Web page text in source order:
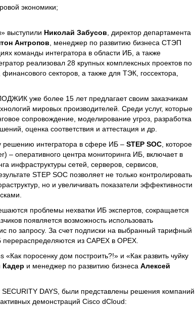
экономики;
выступили Николай Забусов , директор департамента
Антропов , менеджер по развитию бизнеса СТЭП
команды интегратора в области ИБ, а также
реализовал 28 крупных комплексных проектов по
секторов, а также для ТЭК, госсектора,
уже более 15 лет предлагает своим заказчикам
мировых производителей. Среди услуг, которые
сопровождение, моделирование угроз, разработка
оценка соответствия и аттестация и др.
интегратора в сфере ИБ – STEP SOC , которое
– оперативного центра мониторинга ИБ, включает в
инфраструктуры сетей, серверов, сервисов,
STEP SOC позволяет не только контролировать
но и увеличивать показатели эффективности
проблемы нехватки ИБ экспертов, сокращается
появляется возможность использовать
по запросу. За счет подписки на выбранный тарифный
из CAPEX в OPEХ.
поросенку дом построить?!» и «Как развить чуйку
Кадер и менеджер по развитию бизнеса Алексей
DAYS, были представлены решения компаний
демонстраций Cisco dCloud: